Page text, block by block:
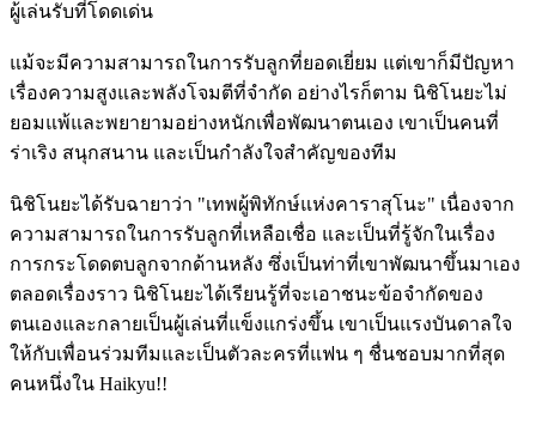
ผู้เล่นรับที่โดดเด่น
แม้จะมีความสามารถในการรับลูกที่ยอดเยี่ยม แต่เขาก็มีปัญหา
เรื่องความสูงและพลังโจมตีที่จำกัด อย่างไรก็ตาม นิชิโนยะไม่
ยอมแพ้และพยายามอย่างหนักเพื่อพัฒนาตนเอง เขาเป็นคนที่
ร่าเริง สนุกสนาน และเป็นกำลังใจสำคัญของทีม
นิชิโนยะได้รับฉายาว่า "เทพผู้พิทักษ์แห่งคาราสุโนะ" เนื่องจาก
ความสามารถในการรับลูกที่เหลือเชื่อ และเป็นที่รู้จักในเรื่อง
การกระโดดตบลูกจากด้านหลัง ซึ่งเป็นท่าที่เขาพัฒนาขึ้นมาเอง
ตลอดเรื่องราว นิชิโนยะได้เรียนรู้ที่จะเอาชนะข้อจำกัดของ
ตนเองและกลายเป็นผู้เล่นที่แข็งแกร่งขึ้น เขาเป็นแรงบันดาลใจ
ให้กับเพื่อนร่วมทีมและเป็นตัวละครที่แฟน ๆ ชื่นชอบมากที่สุด
คนหนึ่งใน Haikyu!!